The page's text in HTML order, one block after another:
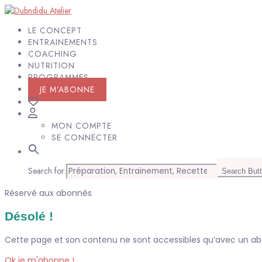
LE CONCEPT
ENTRAINEMENTS
COACHING
NUTRITION
PROGRAMMES
JE M’ABONNE
MON COMPTE
SE CONNECTER
Search for: Search
Réservé aux abonnés
Désolé !
Cette page et son contenu ne sont accessibles qu’avec un